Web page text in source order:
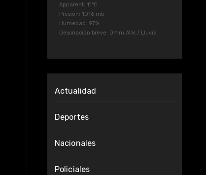
Apparent: 11°C
Presión: 1016 mb
Humedad: 97%
Descripción breve: 0mm /4% / Lluvia
Actualidad
Deportes
Nacionales
Policiales